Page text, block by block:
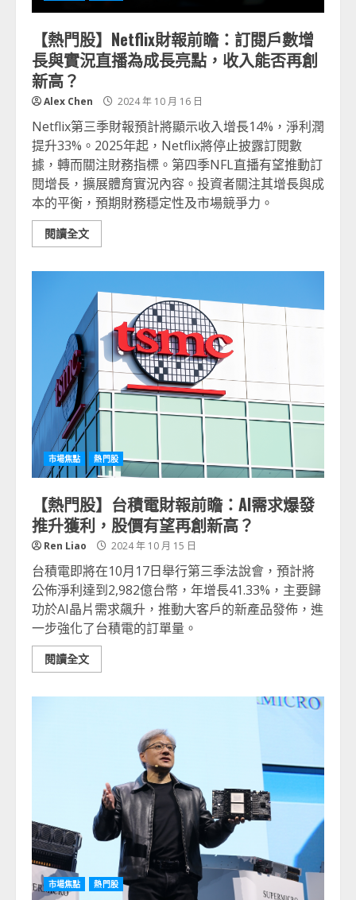
【熱門股】Netflix財報前瞻：訂閱戶數增
長與實況直播為成長亮點，收入能否再創
新高？
Alex Chen 2024 年 10 月 16 日
Netflix第三季財報預計將顯示收入增長14%，淨利潤
提升33%。2025年起，Netflix將停止披露訂閱數
據，轉而關注財務指標。第四季NFL直播有望推動訂
閱增長，擴展體育實況內容。投資者關注其增長與成
本的平衡，預期財務穩定性及市場競爭力。
閱讀全文
市場焦點 熱門股
【熱門股】台積電財報前瞻：AI需求爆發
推升獲利，股價有望再創新高？
Ren Liao 2024 年 10 月 15 日
台積電即將在10月17日舉行第三季法說會，預計將
公佈淨利達到2,982億台幣，年增長41.33%，主要歸
功於AI晶片需求飆升，推動大客戶的新產品發佈，進
一步強化了台積電的訂單量。
閱讀全文
市場焦點 熱門股